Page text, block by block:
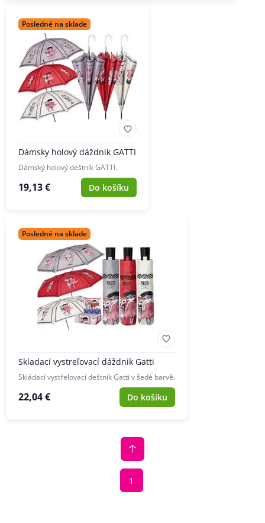
Posledné na sklade
Dámsky holový dáždnik GATTI
Dámský holový deštník GATTI.
19,13 € Do košíku
Posledné na sklade
Skladací vystreľovací dáždnik Gatti
Skládací vystřelovací deštník Gatti v šedé barvě.
22,04 € Do košíku
1